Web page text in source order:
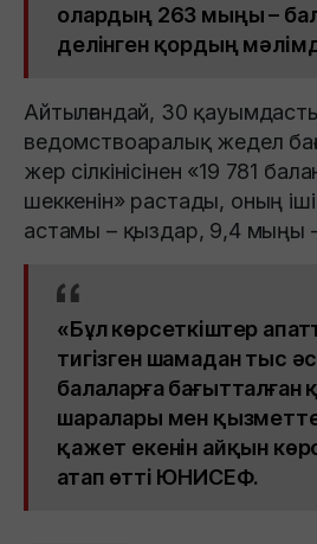
олардың 263 мыңы –
делінген қордың
Айтылғандай, 30
ведомствоаралық жедел
жер сілкінісінен «19 781
шеккенін» растады, оның
астамы – қыздар, 9,4 мыңы
«Бұл көрсеткіштер
тигізген шамадан тыс
балаларға бағытталған
шаралары мен
қажет екенін айқын
атап өтті ЮНИСЕФ.